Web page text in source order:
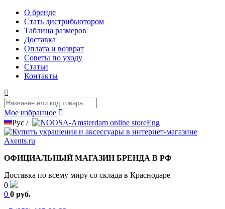
О бренде
Стать дистрибьютором
Таблица размеров
Доставка
Оплата и возврат
Советы по уходу
Статьи
Контакты
Мое избранное
Рус / Eng
ОФИЦИАЛЬНЫЙ МАГАЗИН БРЕНДА В РФ
Доставка по всему миру со склада в Краснодаре
0
0 0 руб.